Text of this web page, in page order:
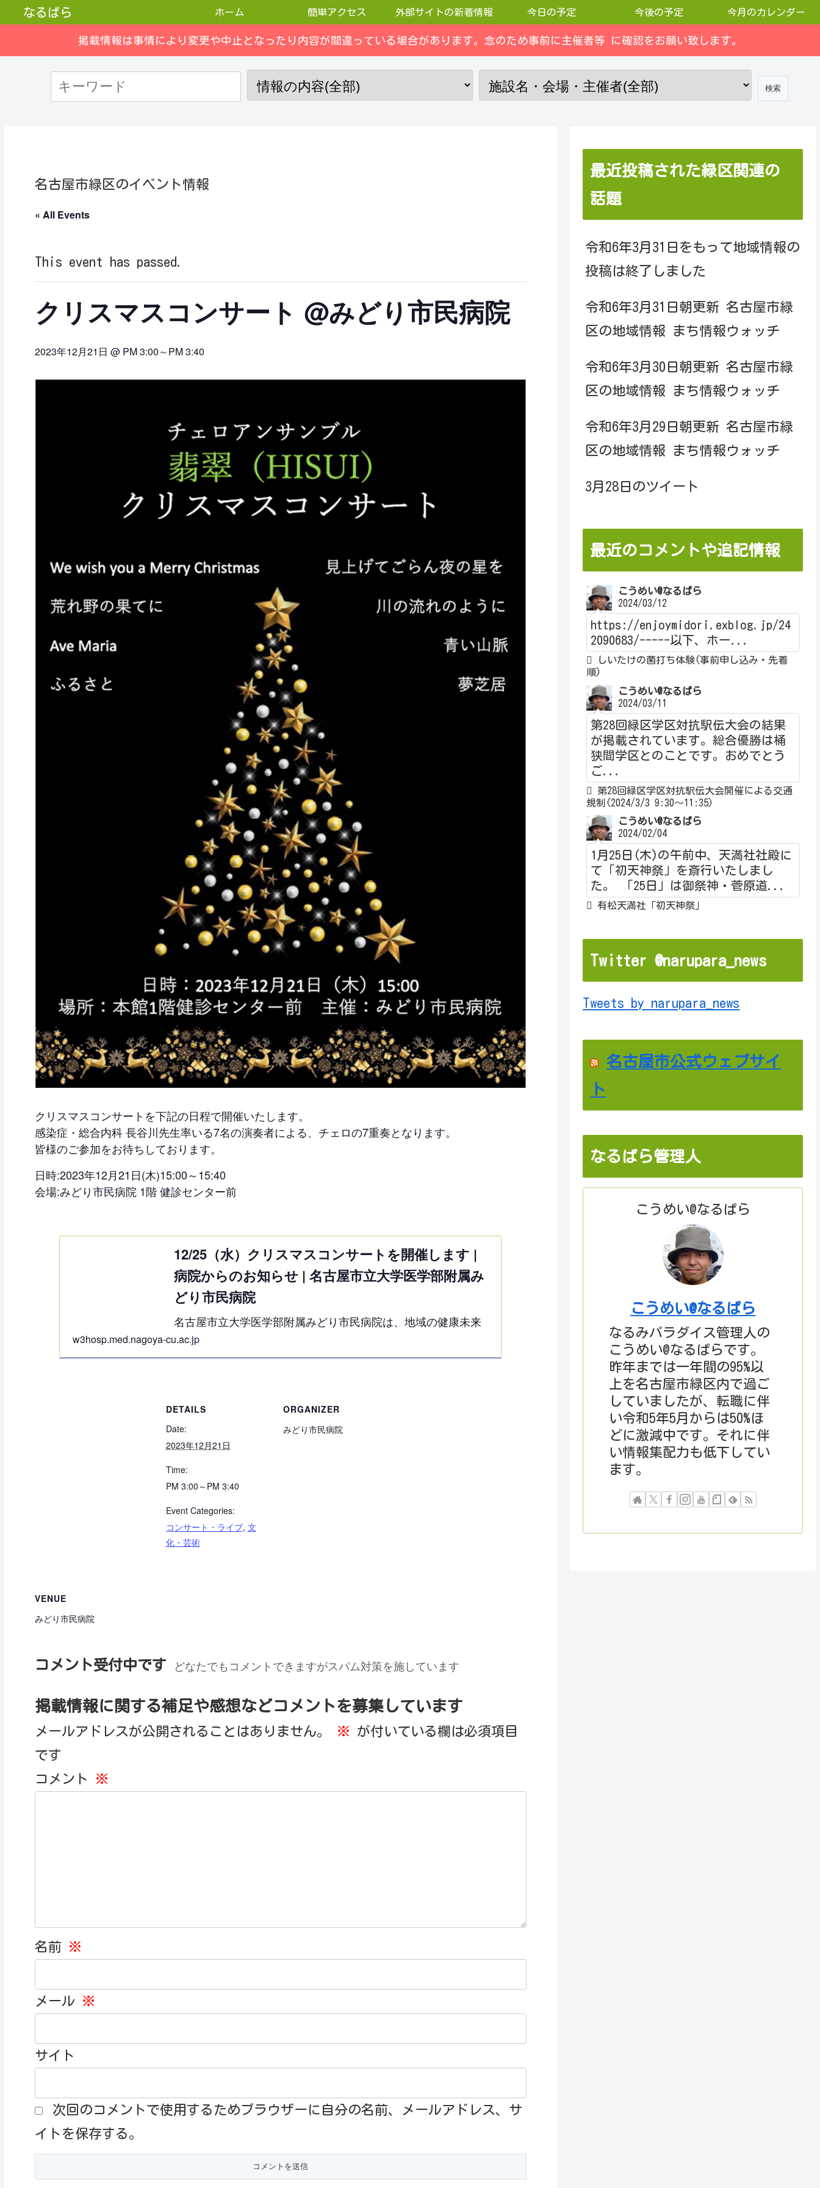
なるぱら ホーム 簡単アクセス 外部サイトの新着情報 今日の予定 今後の予定 今月のカレンダー
掲載情報は事情により変更や中止となったり内容が間違っている場合があります。念のため事前に主催者等 に確認をお願い致します。
名古屋市緑区のイベント情報
« All Events
This event has passed.
クリスマスコンサート @みどり市民病院
2023年12月21日 @ PM 3:00～PM 3:40
クリスマスコンサートを下記の日程で開催いたします。
感染症・総合内科 長谷川先生率いる7名の演奏者による、チェロの7重奏となります。
皆様のご参加をお待ちしております。
日時:2023年12月21日(木)15:00～15:40
会場:みどり市民病院 1階 健診センター前
12/25（水）クリスマスコンサートを開催します |
病院からのお知らせ | 名古屋市立大学医学部附属み
どり市民病院
名古屋市立大学医学部附属みどり市民病院は、地域の健康未来
を創造する大学病院として、安全で高度な医療の提供とともに
地域医療の持続的発展に貢献する医療人を育成します。
w3hosp.med.nagoya-cu.ac.jp
DETAILS
Date:
2023年12月21日
Time:
PM 3:00～PM 3:40
Event Categories:
コンサート・ライブ, 文
化・芸術
ORGANIZER
みどり市民病院
VENUE
みどり市民病院
コメント受付中です どなたでもコメントできますがスパム対策を施しています
掲載情報に関する補足や感想などコメントを募集しています
メールアドレスが公開されることはありません。 ※ が付いている欄は必須項目
です
コメント
※
名前 ※
メール ※
サイト
次回のコメントで使用するためブラウザーに自分の名前、メールアドレス、サ
イトを保存する。
最近投稿された緑区関連の
話題
令和6年3月31日をもって地域情報の
投稿は終了しました
令和6年3月31日朝更新 名古屋市緑
区の地域情報 まち情報ウォッチ
令和6年3月30日朝更新 名古屋市緑
区の地域情報 まち情報ウォッチ
令和6年3月29日朝更新 名古屋市緑
区の地域情報 まち情報ウォッチ
3月28日のツイート
最近のコメントや追記情報
こうめい@なるぱら
2024/03/12
https://enjoymidori.exblog.jp/24
2090683/-----以下、ホー...
しいたけの菌打ち体験(事前申し込み・先着
順)
こうめい@なるぱら
2024/03/11
第28回緑区学区対抗駅伝大会の結果
が掲載されています。総合優勝は桶
狭間学区とのことです。おめでとう
ご...
第28回緑区学区対抗駅伝大会開催による交通
規制(2024/3/3 9:30～11:35)
こうめい@なるぱら
2024/02/04
1月25日(木)の午前中、天満社社殿に
て「初天神祭」を斎行いたしまし
た。 「25日」は御祭神・菅原道...
有松天満社「初天神祭」
Twitter @narupara_news
Tweets by narupara_news
名古屋市公式ウェブサイ
ト
なるぱら管理人
こうめい@なるぱら
こうめい@なるぱら
なるみパラダイス管理人の
こうめい@なるぱらです。
昨年までは一年間の95%以
上を名古屋市緑区内で過ご
していましたが、転職に伴
い令和5年5月からは50%ほ
どに激減中です。それに伴
い情報集配力も低下してい
ます。